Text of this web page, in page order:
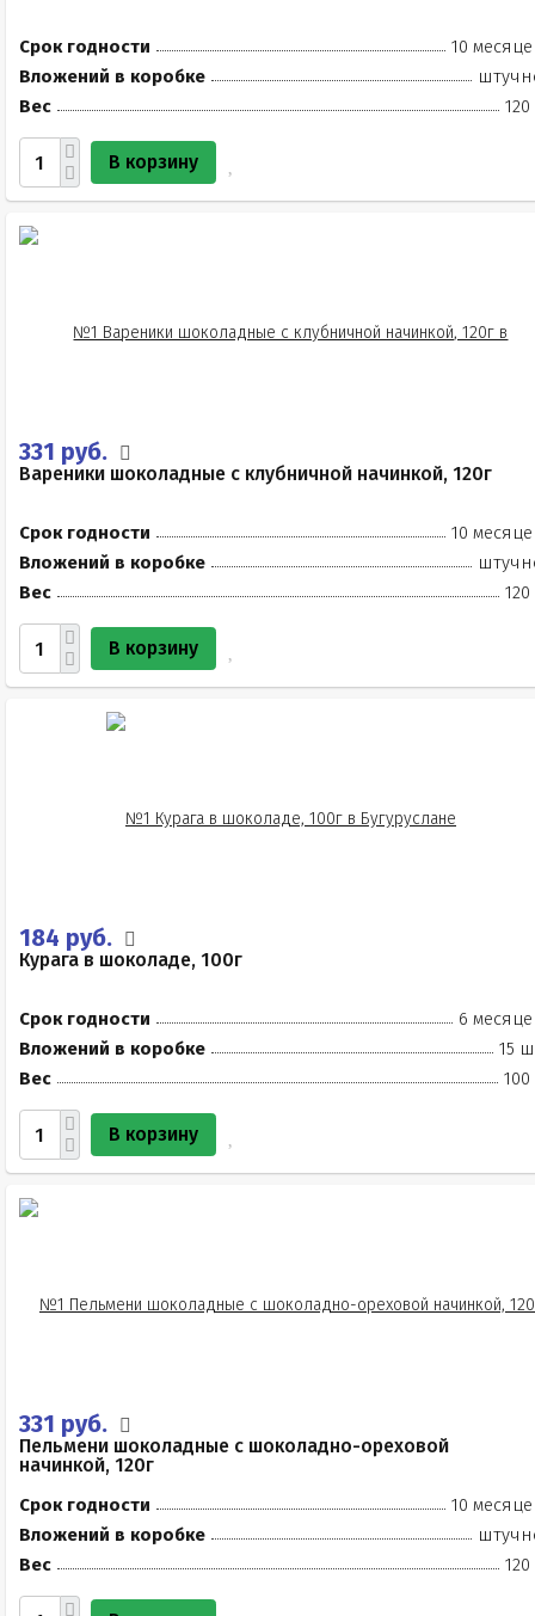
Срок годности
10
Вложений в коробке
Вес
120
В корзину
331 руб.
Вареники шоколадные с клубничной начинкой, 120г
Срок годности
10
Вложений в коробке
Вес
120
В корзину
184 руб.
Курага в шоколаде, 100г
Срок годности
6
Вложений в коробке
15
Вес
100
В корзину
331 руб.
Пельмени шоколадные с шоколадно-ореховой
начинкой, 120г
Срок годности
10
Вложений в коробке
Вес
120